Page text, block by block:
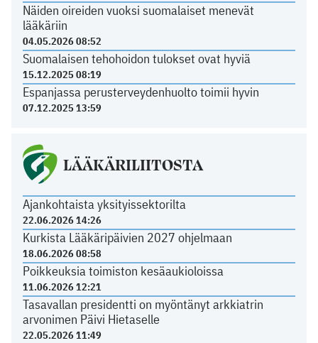
Näiden oireiden vuoksi suomalaiset menevät
lääkäriin
04.05.2026 08:52
Suomalaisen tehohoidon tulokset ovat hyviä
15.12.2025 08:19
Espanjassa perusterveydenhuolto toimii hyvin
07.12.2025 13:59
LÄÄKÄRILIITOSTA
Ajankohtaista yksityissektorilta
22.06.2026 14:26
Kurkista Lääkäripäivien 2027 ohjelmaan
18.06.2026 08:58
Poikkeuksia toimiston kesäaukioloissa
11.06.2026 12:21
Tasavallan presidentti on myöntänyt arkkiatrin
arvonimen Päivi Hietaselle
22.05.2026 11:49